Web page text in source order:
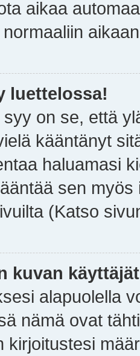
aikaa
luettelossa!
on se, että
kääntänyt
haluamasi
sen
(Katso
kuvan
alapuolella
nämä ovat
kirjoitustesi